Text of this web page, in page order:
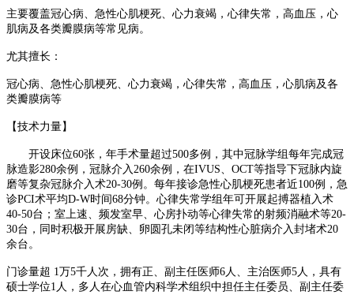
主要覆盖冠心病、 急性心肌梗死、心力衰竭，心律失常，高血压，心
肌病及各类瓣膜病等常见病。
尤其擅长：
冠心病、 急性心肌梗死、心力衰竭，心律失常，高血压，心肌病及各
类瓣膜病等
【技术力量】
开设床位60张，年手术量超过500多例， 其中冠脉学组每年完成冠
脉造影280余例，冠脉介入260余例 ， 在IVUS、OCT等指导下冠脉内旋
磨等复杂冠脉介入术20-30例 。每年接诊急性心肌梗死患者近100例， 急
诊PCI术平均D-W时间68分钟。 心律失常学组年可开展起搏器植入术
40-50台；室上速、频发室早、心房扑动等心律失常的射频消融术等20-
30台 ， 同时积极开展房缺、卵圆孔未闭等结构性心脏病介入封堵术20
余台。
门诊量超 1万5千人 次，拥有正、副主任医师6人、主治医师5人，具有
硕士学位1 人，多人在心血管内科学术组织中担任主任委员、副主任委